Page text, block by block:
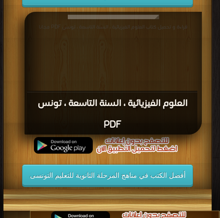
العلوم الفيزيائية ، السنة التاسعة ، تونس
PDF
قراءة و تحميل كتاب العلوم الفيزيائية ، السنة التاسعة ، تونس PDF مجانا
أفضل الكتب في مناهج المرحلة الثانوية للتعليم التونسى